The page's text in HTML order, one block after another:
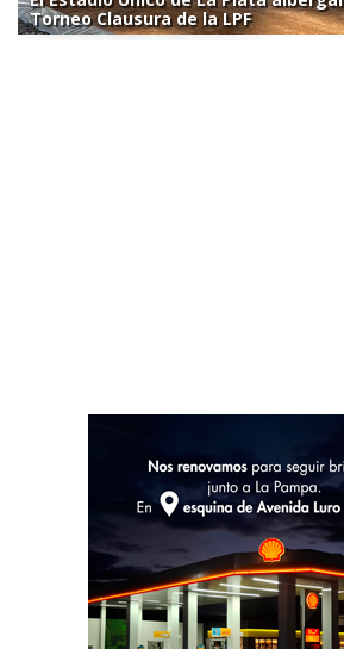
Torneo Clausura de la LPF